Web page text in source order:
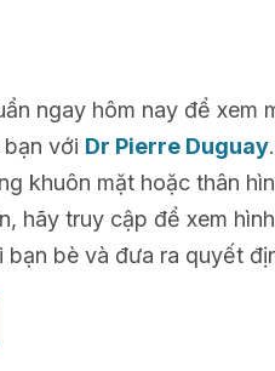
ngay hôm nay để xem
với Dr Pierre Duguay
khuôn mặt hoặc thân
hãy truy cập để xem
bè và đưa ra quyết